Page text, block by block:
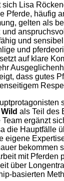
sich Lisa
Pferde, häufig
gelten als
und
und
auf klare
dass gutes
als Teil des
ergänzt
die Hauptfälle
eigene
bekommen
mit Pferden
über
basierten